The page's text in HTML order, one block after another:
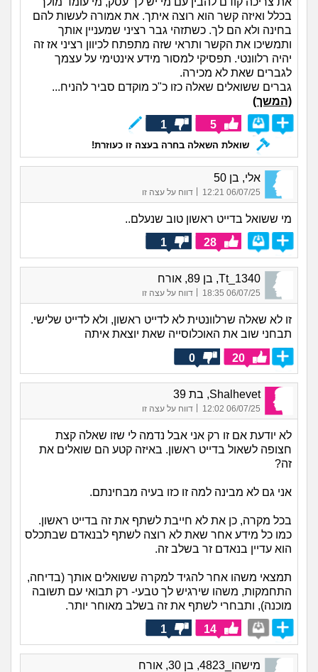
בכלל ואיזה קשר הוא רוצה איתך. את אמורה לעשות להם
בחינה ולא הם לך. כשתזהי גבר רציני שמעניין אותך
ותמשיכו את הקשר ותראי שזה מתפתח לכיוון רציני אז זה
יהיה רלוונטי. תפסיקי למסור מידע אינטימי על עצמך
לגברים שאת לא מכירה.
גברים ששואלים שאלה כזו כ"כ מוקדם סביר להניח...
(המשך)
5
1
שואלת השאלה בחרה בעצה זו כעוזרת!
אלי, בן 50
06/07/25 12:21 דווח על עצה זו
מי ששואל בדייט ראשון טוב שנעלם..
28
1
Tt_1340, בן 89, אורח
06/07/25 18:35 דווח על עצה זו
זו לא שאלה שרלוונטית לא לדייט ראשון, ולא לדייט שלישי.
תבחני שוב את האוכלוסייה שאת יוצאת איתה
20
0
Shalhevet, בת 39
06/07/25 12:02
| דווח על עצה זו
לא יודעת אם זו רק אני אבל נדמה לי שזו שאלה קצת
חצופה לשאול בדייט ראשון. באיזה קטע הם שואלים את
זה?
אני גם לא מבינה למה זו כזו בעיה מבחינתם.
בכל מקרה, כן את לא חייבת לשתף את זה בדייט ראשון.
כמו כל מידע אחר שאת לא רוצה לשתף לבנאדם שבתכלס
הוא עדיין בנאדם זר בשלב זה.
תמצאי משהו אחר להגיד למקרה ששואלים אותך (בדיחה,
התחמקות, משהו שירגיש לך טבעי- רק תבואי עם תשובה
מוכנה), ותבחרי לשתף את זה בשלב מאוחר יותר.
14
1
מישהו_4823, בן 30, אורח